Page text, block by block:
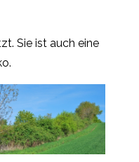
Sie ist auch eine